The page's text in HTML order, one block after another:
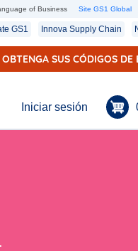
of Business Site GS1 Global
GS1 Innova Supply Chain
OBTENGA SUS CÓDIGOS DE
Menú de
Iniciar sesión